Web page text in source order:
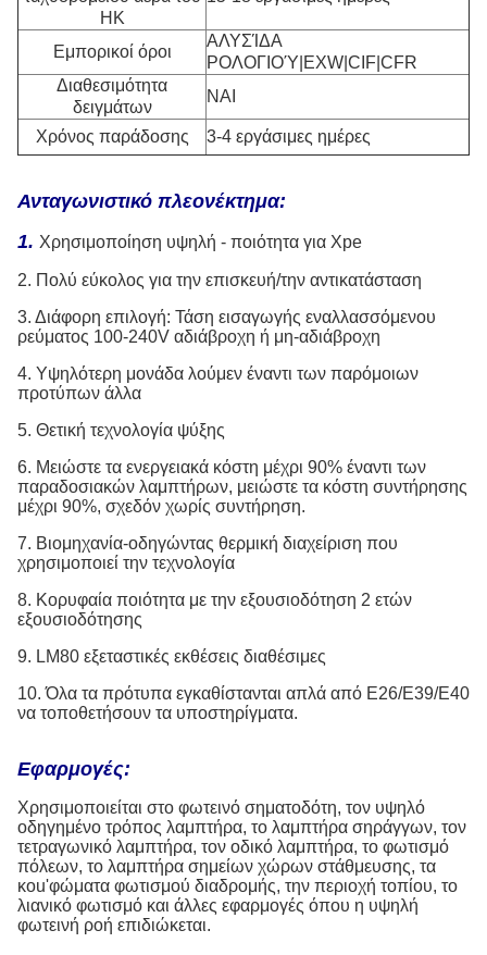
HK
Εμπορικοί όροι
ΑΛΥΣΊΔΑ
ΡΟΛΟΓΙΟΎ|EXW|CIF|CFR
Διαθεσιμότητα
δειγμάτων
ΝΑΙ
Χρόνος παράδοσης 3-4 εργάσιμες ημέρες
Ανταγωνιστικό πλεονέκτημα:
1. Χρησιμοποίηση υψηλή - ποιότητα για Xpe
2. Πολύ εύκολος για την επισκευή/την αντικατάσταση
3. Διάφορη επιλογή: Τάση εισαγωγής εναλλασσόμενου
ρεύματος 100-240V αδιάβροχη ή μη-αδιάβροχη
4. Υψηλότερη μονάδα λούμεν έναντι των παρόμοιων
προτύπων άλλα
5. Θετική τεχνολογία ψύξης
6. Μειώστε τα ενεργειακά κόστη μέχρι 90% έναντι των
παραδοσιακών λαμπτήρων, μειώστε τα κόστη συντήρησης
μέχρι 90%, σχεδόν χωρίς συντήρηση.
7. Βιομηχανία-οδηγώντας θερμική διαχείριση που
χρησιμοποιεί την τεχνολογία
8. Κορυφαία ποιότητα με την εξουσιοδότηση 2 ετών
εξουσιοδότησης
9. LM80 εξεταστικές εκθέσεις διαθέσιμες
10. Όλα τα πρότυπα εγκαθίστανται απλά από E26/E39/E40
να τοποθετήσουν τα υποστηρίγματα.
Εφαρμογές:
Χρησιμοποιείται στο φωτεινό σηματοδότη, τον υψηλό
οδηγημένο τρόπος λαμπτήρα, το λαμπτήρα σηράγγων, τον
τετραγωνικό λαμπτήρα, τον οδικό λαμπτήρα, το φωτισμό
πόλεων, το λαμπτήρα σημείων χώρων στάθμευσης, τα
κοu'φώματα φωτισμού διαδρομής, την περιοχή τοπίου, το
λιανικό φωτισμό και άλλες εφαρμογές όπου η υψηλή
φωτεινή ροή επιδιώκεται.